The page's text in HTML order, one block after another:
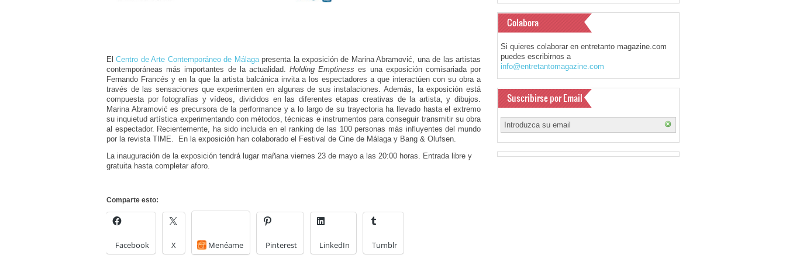
ElCentro de Arte Contemporáneo de Málagapresenta la exposición de Marina Abramović, una de las artistas
contemporáneas más importantes de la actualidad. Holding Emptiness es una exposición comisariada por
Fernando Francés y en la que la artista balcánica invita a los espectadores a que interactúen con su obra a
través de las sensaciones que experimenten en algunas de sus instalaciones. Además, la exposición está
compuesta por fotografías y vídeos, divididos en las diferentes etapas creativas de la artista, y dibujos.
Marina Abramović es precursora de la performance y a lo largo de su trayectoria ha llevado hasta el extremo
su inquietud artística experimentando con métodos, técnicas e instrumentos para conseguir transmitir su obra
al espectador. Recientemente, ha sido incluida en el ranking de las 100 personas más influyentes del mundo
por la revista TIME. En la exposición han colaborado el Festival de Cine de Málaga y Bang & Olufsen.
La inauguración de la exposición tendrá lugar mañana viernes 23 de mayo a las 20:00 horas. Entrada libre y
gratuita hasta completar aforo.
Comparte esto:
Facebook X Menéame Pinterest LinkedIn Tumblr
Colabora
Si quieres colaborar en entretanto magazine.com
puedes escribirnos a
info@entretantomagazine.com
Suscribirse por Email